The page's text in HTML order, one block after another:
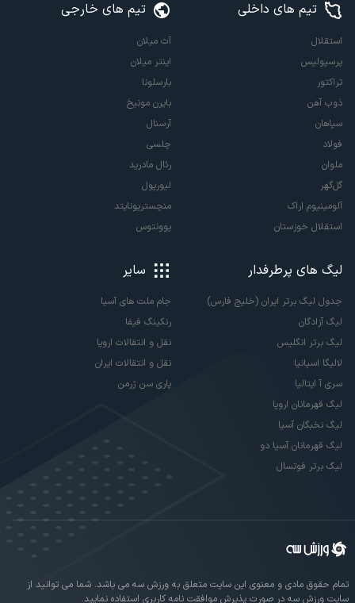
تیم های داخلی
استقلال
پرسپولیس
تراکتور
ذوب آهن
سپاهان
فولاد
ملوان
گل‌گهر
آلومینیوم اراک
استقلال خوزستان
تیم های خارجی
آث میلان
اینتر میلان
بارسلونا
بایرن مونیخ
آرسنال
چلسی
رئال مادرید
لیورپول
منچستریونایتد
یوونتوس
لیگ های پرطرفدار
جدول لیگ برتر ایران (خلیج فارس)
لیگ آزادگان
لیگ برتر انگلیس
لالیگا اسپانیا
سری آ ایتالیا
لیگ قهرمانان اروپا
لیگ نخبگان آسیا
لیگ قهرمانان آسیا دو
لیگ برتر فوتسال
سایر
جام ملت های آسیا
رنکینگ فیفا
نقل و انتقالات اروپا
نقل و انتقالات ایران
پاری سن ژرمن
تمام حقوق مادی و معنوی این سایت متعلق به ورزش سه می باشد. شما می توانید از
سایت ورزش سه در صورت پذیرش موافقت نامه کاربری استفاده نمایید.